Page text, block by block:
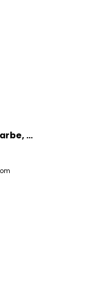
Easy Marble Marmorierfarbe, Marabu, 15 ml - Weiß